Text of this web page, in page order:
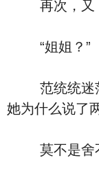
再次，又，
“姐姐？”
范统统迷茫
她为什么说了
莫不是舍